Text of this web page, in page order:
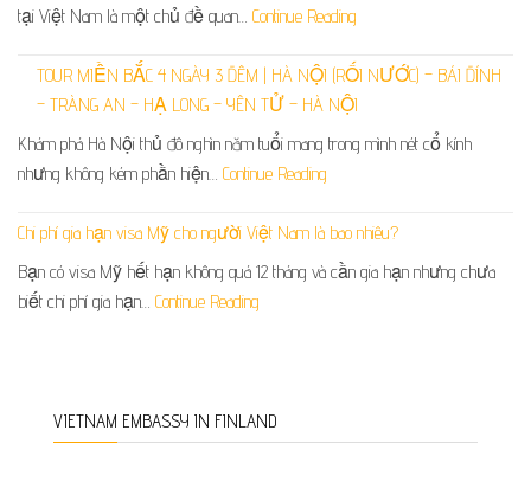
tại Việt Nam là một chủ đề quan… Continue Reading
TOUR MIỀN BẮC 4 NGÀY 3 ĐÊM | HÀ NỘI (RỐI NƯỚC) – BÁI ĐÍNH
– TRÀNG AN – HẠ LONG – YÊN TỬ – HÀ NỘI
Khám phá Hà Nội thủ đô nghìn năm tuổi mang trong mình nét cổ kính
nhưng không kém phần hiện… Continue Reading
Chi phí gia hạn visa Mỹ cho người Việt Nam là bao nhiêu?
Bạn có visa Mỹ hết hạn không quá 12 tháng và cần gia hạn nhưng chưa
biết chi phí gia hạn… Continue Reading
VIETNAM EMBASSY IN FINLAND